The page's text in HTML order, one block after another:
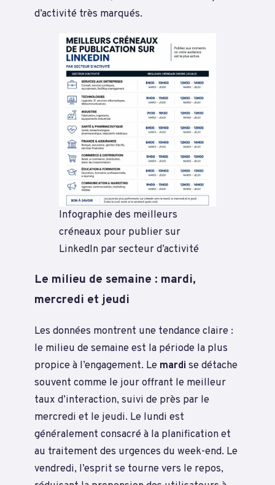
d’activité très marqués.
Infographie des meilleurs
créneaux pour publier sur
LinkedIn par secteur d’activité
Le milieu de semaine : mardi,
mercredi et jeudi
Les données montrent une tendance claire :
le milieu de semaine est la période la plus
propice à l’engagement. Le mardi se détache
souvent comme le jour offrant le meilleur
taux d’interaction, suivi de près par le
mercredi et le jeudi. Le lundi est
généralement consacré à la planification et
au traitement des urgences du week-end. Le
vendredi, l’esprit se tourne vers le repos,